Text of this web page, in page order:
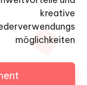
kreative
möglichkeiten